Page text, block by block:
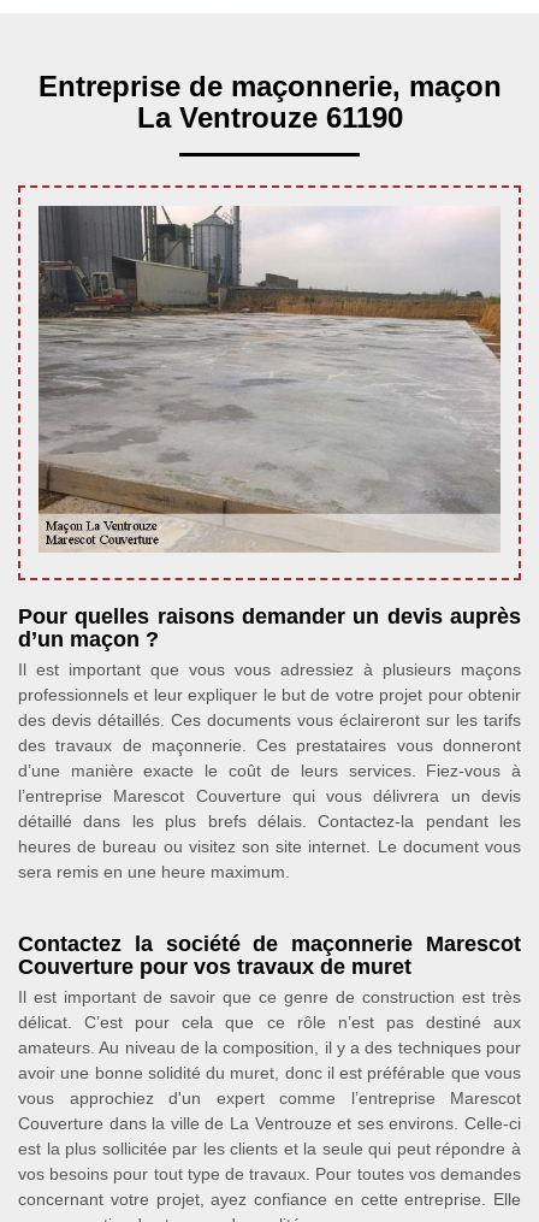
Entreprise de maçonnerie, maçon
La Ventrouze 61190
Pour quelles raisons demander un devis auprès
d’un maçon ?
Il est important que vous vous adressiez à plusieurs maçons
professionnels et leur expliquer le but de votre projet pour obtenir
des devis détaillés. Ces documents vous éclaireront sur les tarifs
des travaux de maçonnerie. Ces prestataires vous donneront
d’une manière exacte le coût de leurs services. Fiez-vous à
l’entreprise Marescot Couverture qui vous délivrera un devis
détaillé dans les plus brefs délais. Contactez-la pendant les
heures de bureau ou visitez son site internet. Le document vous
sera remis en une heure maximum.
Contactez la société de maçonnerie Marescot
Couverture pour vos travaux de muret
Il est important de savoir que ce genre de construction est très
délicat. C’est pour cela que ce rôle n’est pas destiné aux
amateurs. Au niveau de la composition, il y a des techniques pour
avoir une bonne solidité du muret, donc il est préférable que vous
vous approchiez d'un expert comme l’entreprise Marescot
Couverture dans la ville de La Ventrouze et ses environs. Celle-ci
est la plus sollicitée par les clients et la seule qui peut répondre à
vos besoins pour tout type de travaux. Pour toutes vos demandes
concernant votre projet, ayez confiance en cette entreprise. Elle